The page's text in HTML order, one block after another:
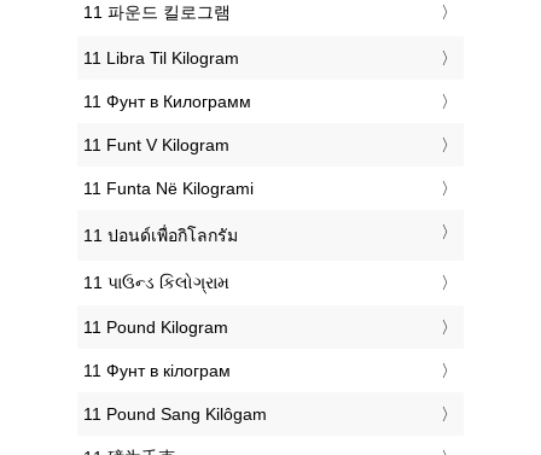
‎11 파운드 킬로그램
‎11 Libra Til Kilogram
‎11 Фунт в Килограмм
‎11 Funt V Kilogram
‎11 Funta Në Kilogrami
‎11 ปอนด์เพื่อกิโลกรัม
‎11 પાઉન્ડ કિલોગ્રામ
‎11 Pound Kilogram
‎11 Фунт в кілограм
‎11 Pound Sang Kilôgam